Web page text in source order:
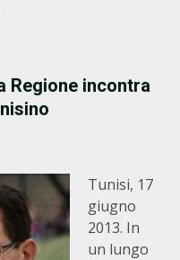
Regione incontra
Tunisi, 17
giugno
2013. In
un lungo